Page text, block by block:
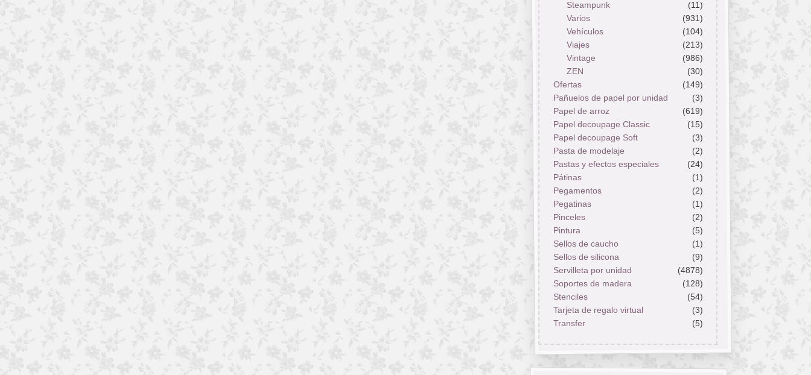
Steampunk
(11)
Varios
(931)
Vehículos
(104)
Viajes
(213)
Vintage
(986)
ZEN
(30)
Ofertas
(149)
Pañuelos de papel por unidad
(3)
Papel de arroz
(619)
Papel decoupage Classic
(15)
Papel decoupage Soft
(3)
Pasta de modelaje
(2)
Pastas y efectos especiales
(24)
Pátinas
(1)
Pegamentos
(2)
Pegatinas
(1)
Pinceles
(2)
Pintura
(5)
Sellos de caucho
(1)
Sellos de silicona
(9)
Servilleta por unidad
(4878)
Soportes de madera
(128)
Stenciles
(54)
Tarjeta de regalo virtual
(3)
Transfer
(5)